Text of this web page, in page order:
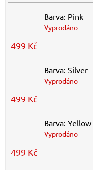
Barva: Pink
Vyprodáno
499 Kč
Barva: Silver
Vyprodáno
499 Kč
Barva: Yellow
Vyprodáno
499 Kč